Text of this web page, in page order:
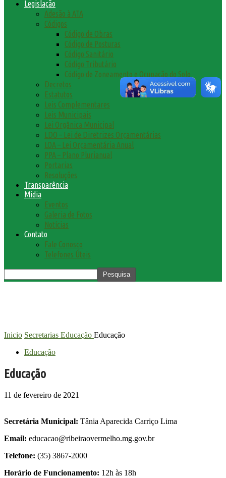
Legislação
Adesão à ATA
Códigos
Código de Obras
Código de Posturas
Código Sanitário
Código Tributário
Código de Zoneamento e Ocupação do Solo
Decretos
Estatutos
Leis Complementares
Leis Municipais
Lei Orgânica Municipal
LDO – Lei de Diretrizes Orçamentárias
LOA – Lei Orçamentária Anual
PPA – Plano Plurianual
Portarias
Resoluções
Transparência
Mídia
Eventos
Galeria de Fotos
Notícias
Contato
Fale Conosco
Telefones Úteis
Inicio Secretarias Educação Educação
Educação
Educação
11 de fevereiro de 2021
Secretária Municipal: Tânia Aparecida Carriço Lima
Email: educacao@ribeiraovermelho.mg.gov.br
Telefone: (35) 3867-2000
Horário de Funcionamento: 12h às 18h